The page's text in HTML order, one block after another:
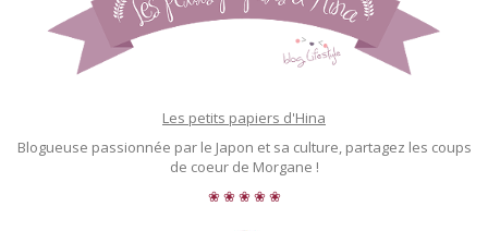
Les petits papiers d'Hina
Blogueuse passionnée par le Japon et sa culture, partagez les coups
de coeur de Morgane !
❀ ❀ ❀ ❀ ❀